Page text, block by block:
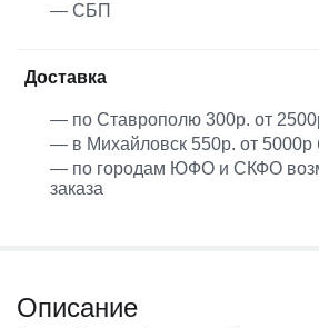
— СБП
Доставка
— по Ставрополю 300р. от
— в Михайловск 550р. от 5000р
— по городам ЮФО и СКФО
заказа
Описание